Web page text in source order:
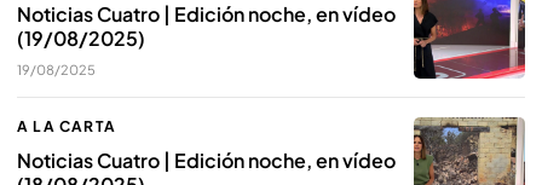
Noticias Cuatro | Edición noche, en vídeo
(19/08/2025)
19/08/2025
A LA CARTA
Noticias Cuatro | Edición noche, en vídeo